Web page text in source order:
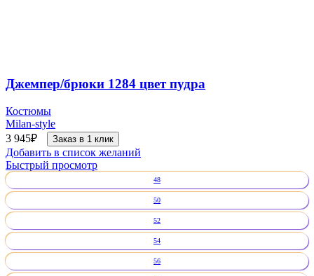
Джемпер/брюки 1284 цвет пудра
Костюмы
Milan-style
3 945₽ Заказ в 1 клик
Добавить в список желаний
Быстрый просмотр
48
50
52
54
56